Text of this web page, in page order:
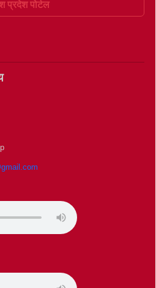
प्रदेश पोर्टल